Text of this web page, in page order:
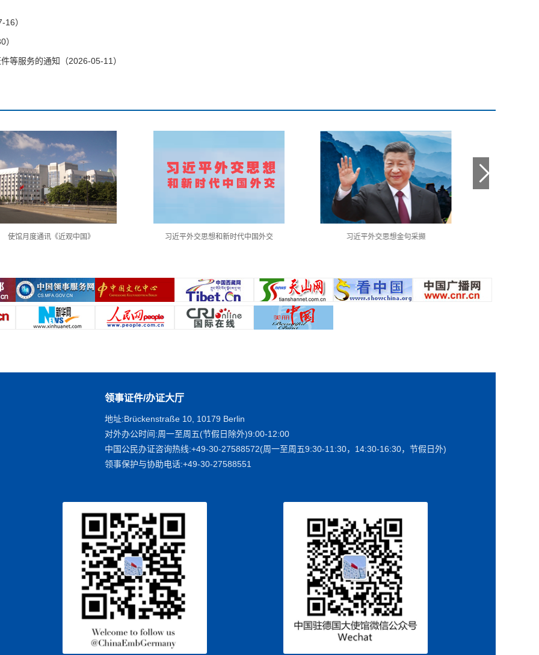
）
等服务的通知（2026-05-11）
使馆月度通讯《近观中国》 习近平外交思想和新时代中国外交 习近平外交思想金句采撷
领事证件/办证大厅
地址:Brückenstraße 10, 10179 Berlin
对外办公时间:周一至周五(节假日除外)9:00-12:00
中国公民办证咨询热线:+49-30-27588572(周一至周五9:30-11:30，14:30-16:30，节假日外)
领事保护与协助电话:+49-30-27588551